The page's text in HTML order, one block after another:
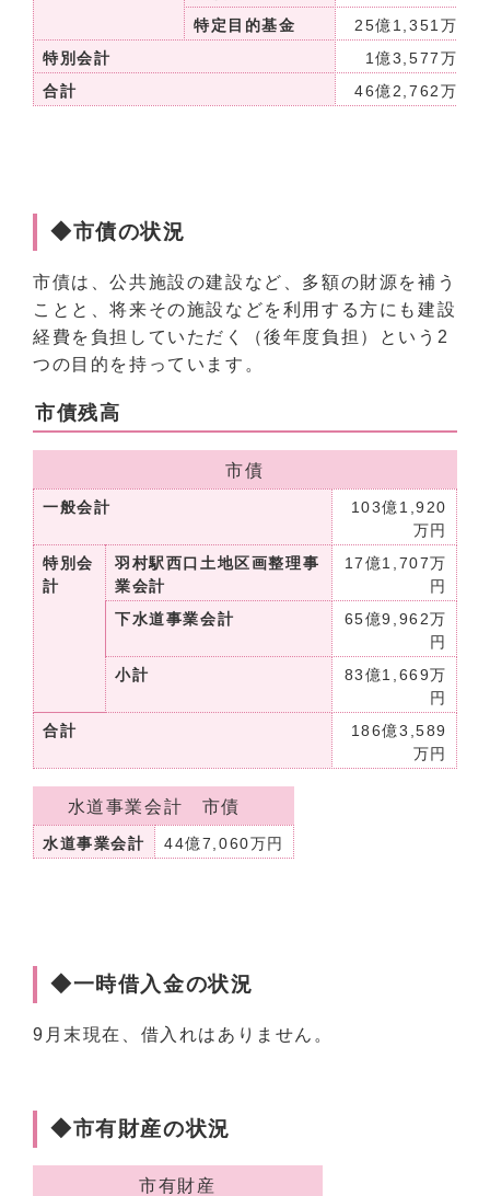
特定目的基金
25億1,351万円
特別会計
1億3,577万円
合計
46億2,762万円
◆市債の状況
市債は、公共施設の建設など、多額の財源を補う
ことと、将来その施設などを利用する方にも建設
経費を負担していただく（後年度負担）という2
つの目的を持っています。
市債残高
市債
一般会計
103億1,920
万円
特別会
計
羽村駅西口土地区画整理事
業会計
17億1,707万
円
下水道事業会計
65億9,962万
円
小計
83億1,669万
円
合計
186億3,589
万円
水道事業会計 市債
水道事業会計 44億7,060万円
◆一時借入金の状況
9月末現在、借入れはありません。
◆市有財産の状況
市有財産